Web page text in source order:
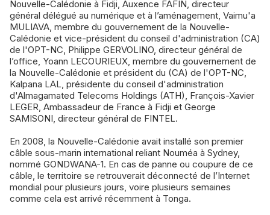
Nouvelle-Calédonie à Fidji, Auxence FAFIN, directeur
général délégué au numérique et à l’aménagement, Vaimu'a
MULIAVA, membre du gouvernement de la Nouvelle-
Calédonie et vice-président du conseil d'administration (CA)
de l'OPT-NC, Philippe GERVOLINO, directeur général de
l’office, Yoann LECOURIEUX, membre du gouvernement de
la Nouvelle-Calédonie et président du (CA) de l'OPT-NC,
Kalpana LAL, présidente du conseil d'administration
d'Almagamated Telecoms Holdings (ATH), François-Xavier
LEGER, Ambassadeur de France à Fidji et George
SAMISONI, directeur général de FINTEL.
En 2008, la Nouvelle-Calédonie avait installé son premier
câble sous-marin international reliant Nouméa à Sydney,
nommé GONDWANA-1. En cas de panne ou coupure de ce
câble, le territoire se retrouverait déconnecté de l’Internet
mondial pour plusieurs jours, voire plusieurs semaines
comme cela est arrivé récemment à Tonga.